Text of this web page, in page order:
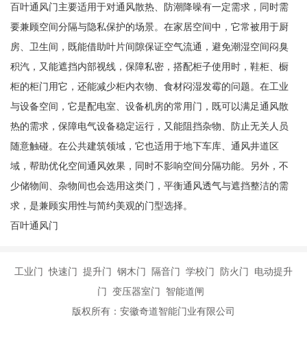
百叶通风门主要适用于对通风散热、防潮降噪有一定需求，同时需
要兼顾空间分隔与隐私保护的场景。在家居空间中，它常被用于厨
房、卫生间，既能借助叶片间隙保证空气流通，避免潮湿空间闷臭
积汽，又能遮挡内部视线，保障私密，搭配柜子使用时，鞋柜、橱
柜的柜门用它，还能减少柜内衣物、食材闷湿发霉的问题。在工业
与设备空间，它是配电室、设备机房的常用门，既可以满足通风散
热的需求，保障电气设备稳定运行，又能阻挡杂物、防止无关人员
随意触碰。在公共建筑领域，它也适用于地下车库、通风井道区
域，帮助优化空间通风效果，同时不影响空间分隔功能。另外，不
少储物间、杂物间也会选用这类门，平衡通风透气与遮挡整洁的需
求，是兼顾实用性与简约美观的门型选择。
百叶通风门
工业门 快速门 提升门 钢木门 隔音门 学校门 防火门 电动提升
门 变压器室门 智能道闸
版权所有：安徽奇道智能门业有限公司